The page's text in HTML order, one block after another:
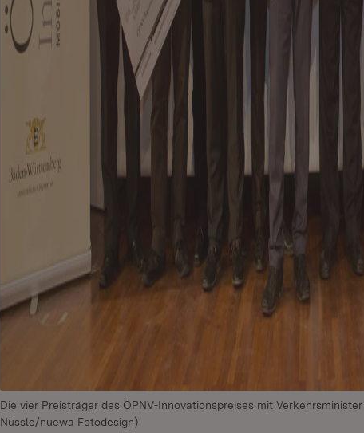
Die vier Preisträger des ÖPNV-Innovationspreises mit
Nüssle/nuewa Fotodesign)